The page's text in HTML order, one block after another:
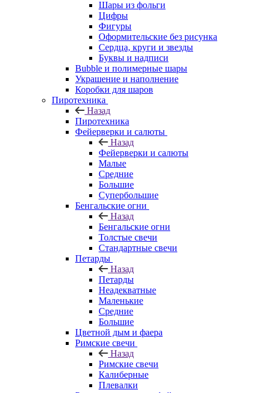
Шары из фольги
Цифры
Фигуры
Оформительские без рисунка
Сердца, круги и звезды
Буквы и надписи
Bubble и полимерные шары
Украшение и наполнение
Коробки для шаров
Пиротехника
Назад
Пиротехника
Фейерверки и салюты
Назад
Фейерверки и салюты
Малые
Средние
Большие
Супербольшие
Бенгальские огни
Назад
Бенгальские огни
Толстые свечи
Стандартные свечи
Петарды
Назад
Петарды
Неадекватные
Маленькие
Средние
Большие
Цветной дым и фаера
Римские свечи
Назад
Римские свечи
Калиберные
Плевалки